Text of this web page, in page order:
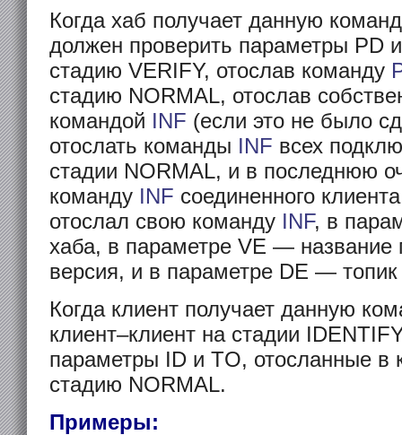
Когда хаб получает данную
должен проверить параметры PD
стадию VERIFY, отослав команду
стадию NORMAL, отослав
командой INF (если это не было
отослать команды INF всех
стадии NORMAL, и в последнюю
команду INF соединенного
отослал свою команду INF, в
хаба, в параметре VE —
версия, и в параметре DE —
Когда клиент получает данную
клиент–клиент на стадии
параметры ID и TO, отосланные в
стадию NORMAL.
Примеры: